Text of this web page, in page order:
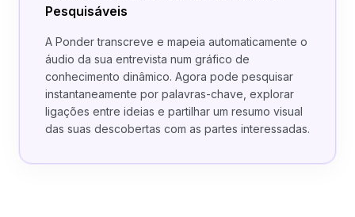
Pesquisáveis
A Ponder transcreve e mapeia automaticamente o
áudio da sua entrevista num gráfico de
conhecimento dinâmico. Agora pode pesquisar
instantaneamente por palavras-chave, explorar
ligações entre ideias e partilhar um resumo visual
das suas descobertas com as partes interessadas.